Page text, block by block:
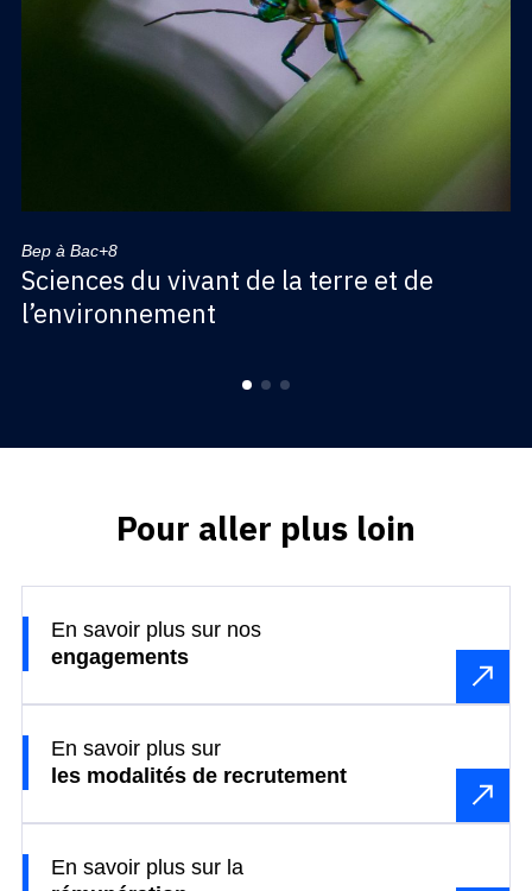
Bep à Bac+8
Sciences du vivant de la terre et de
l’environnement
Pour aller plus loin
En savoir plus sur nos
engagements
En savoir plus sur
les modalités de recrutement
En savoir plus sur la